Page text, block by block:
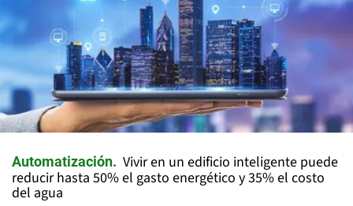
Automatización
Vivir en un edificio inteligente puede
reducir hasta 50% el gasto energético y 35% el costo
del agua